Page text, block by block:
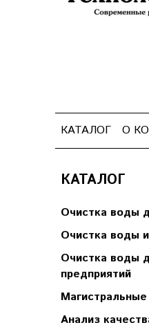
КАТАЛОГ О
КАТАЛОГ
Очистка воды
Очистка воды
Очистка воды
предприятий
Анализ